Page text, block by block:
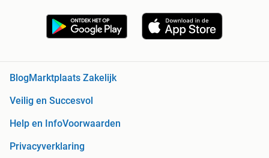
BlogMarktplaats Zakelijk
Veilig en Succesvol
Help en InfoVoorwaarden
Privacyverklaring